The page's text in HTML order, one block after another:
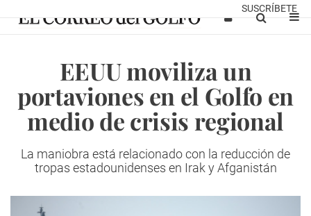
SUSCRÍBETE
EEUU moviliza un
portaviones en el Golfo en
medio de crisis regional
La maniobra está relacionado con la reducción de
tropas estadounidenses en Irak y Afganistán